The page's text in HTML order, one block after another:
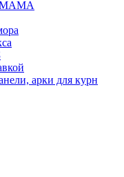
арки для курн